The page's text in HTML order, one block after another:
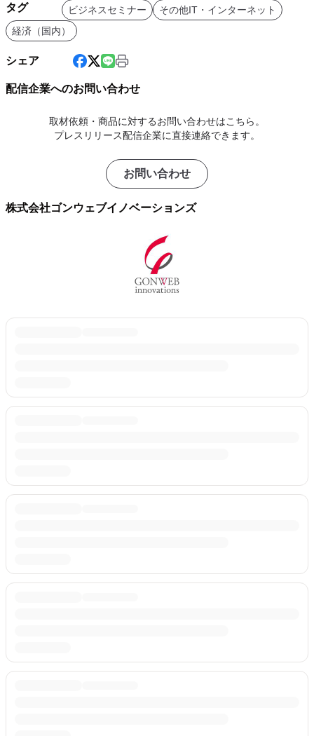
タグ ビジネスセミナー
その他IT・インターネット
経済（国内）
シェア
配信企業へのお問い合わせ
取材依頼・商品に対するお問い合わせはこちら。
プレスリリース配信企業に直接連絡できます。
お問い合わせ
株式会社ゴンウェブイノベーションズ